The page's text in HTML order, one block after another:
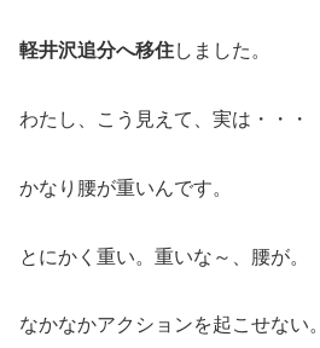
軽井沢追分へ移住しました。
わたし、こう見えて、実は・・・
かなり腰が重いんです。
とにかく重い。重いな～、腰が。
なかなかアクションを起こせない。